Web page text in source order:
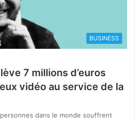
BUSINESS
7 millions d’euros
vidéo au service de la
dans le monde souffrent